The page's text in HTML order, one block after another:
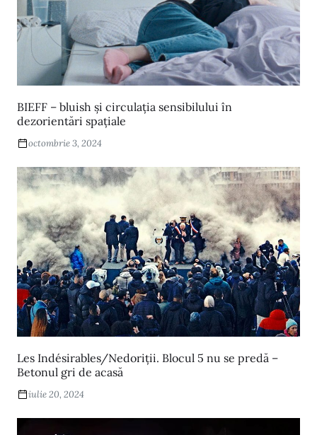
BIEFF – bluish și circulația sensibilului în
dezorientări spațiale
octombrie 3, 2024
Les Indésirables/Nedoriții. Blocul 5 nu se predă –
Betonul gri de acasă
iulie 20, 2024